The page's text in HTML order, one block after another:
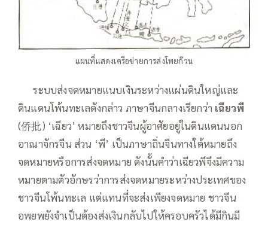
แผนที่แสดงเครือข่ายการส่งโพยก๊วน
—–ระบบส่งจดหมายแนบเงินระหว่างแผ่นดินใหญ่และ
ดินแดนโพ้นทะเลดังกล่าว ภาษาจีนกลางเรียกว่า เฉียวพี
(侨批) ‘เฉียว’ หมายถึงชาวจีนผู้อาศัยอยู่ในดินแดนนอก
อาณาจักรจีน ส่วน ‘พี’ เป็นภาษาถิ่นจีนทางใต้หมายถึง
จดหมายหรือการส่งจดหมาย ดังนั้นคำว่าเฉียวพีจึงมีความ
หมายตามตัวอักษรว่าการส่งจดหมายระหว่างประเทศของ
ชาวจีนโพ้นทะเล แต่แทนที่จะส่งเพียงจดหมาย ชาวจีน
อพยพยังจำเป็นต้องส่งเงินกลับไปให้ครอบครัวได้มีกินมี